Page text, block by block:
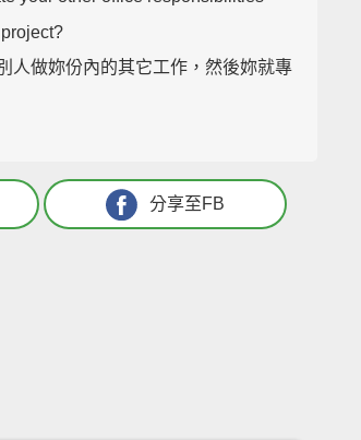
人做妳份內的其它工作，然後妳就專
分享至FB